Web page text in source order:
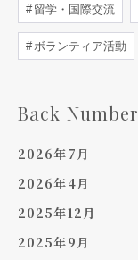
留学・国際交流
ボランティア活動
Back Number
2026年7月
2026年4月
2025年12月
2025年9月